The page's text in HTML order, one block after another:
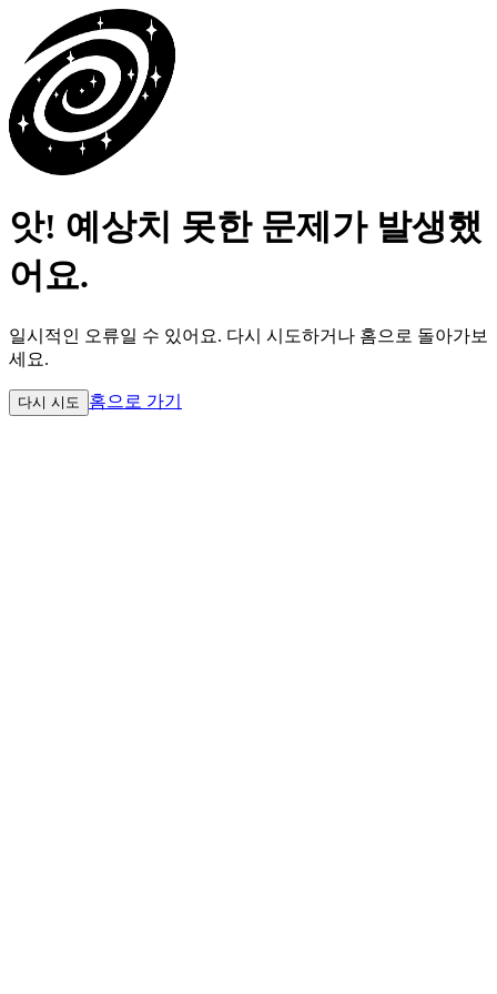
앗! 예상치 못한 문제가 발생했
어요.
일시적인 오류일 수 있어요. 다시 시도하거나 홈으로 돌아가보
세요.
다시 시도 홈으로 가기